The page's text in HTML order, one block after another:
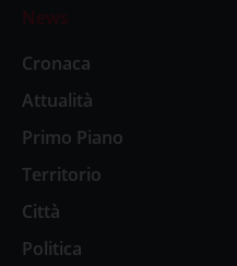
News
Cronaca
Attualità
Primo Piano
Territorio
Città
Politica